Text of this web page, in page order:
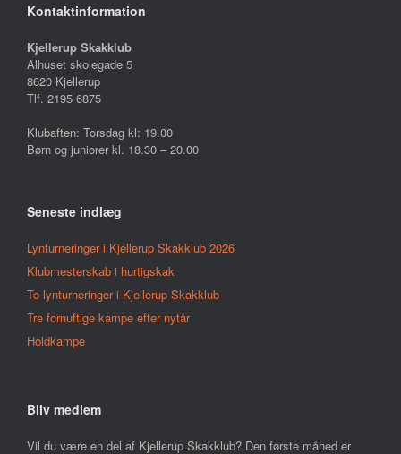
Kontaktinformation
Kjellerup Skakklub
Alhuset skolegade 5
8620 Kjellerup
Tlf. 2195 6875
Klubaften: Torsdag kl: 19.00
Børn og juniorer kl. 18.30 – 20.00
Seneste indlæg
Lynturneringer i Kjellerup Skakklub 2026
Klubmesterskab i hurtigskak
To lynturneringer i Kjellerup Skakklub
Tre fornuftige kampe efter nytår
Holdkampe
Bliv medlem
Vil du være en del af Kjellerup Skakklub? Den første måned er